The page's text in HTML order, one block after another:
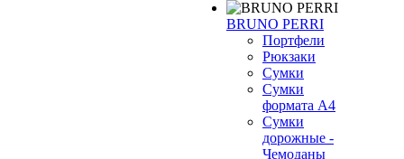
BRUNO PERRI
Портфели
Рюкзаки
Сумки
Сумки
формата А4
Сумки
дорожные -
Чемоданы